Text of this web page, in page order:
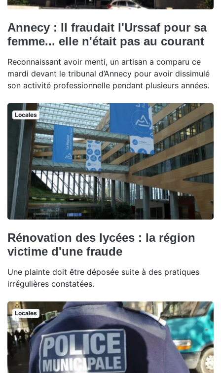
Annecy : Il fraudait l'Urssaf pour sa
femme... elle n'était pas au courant
Reconnaissant avoir menti, un artisan a comparu ce
mardi devant le tribunal d’Annecy pour avoir dissimulé
son activité professionnelle pendant plusieurs années.
Locales
Rénovation des lycées : la région
victime d'une fraude
Une plainte doit être déposée suite à des pratiques
irrégulières constatées.
Locales